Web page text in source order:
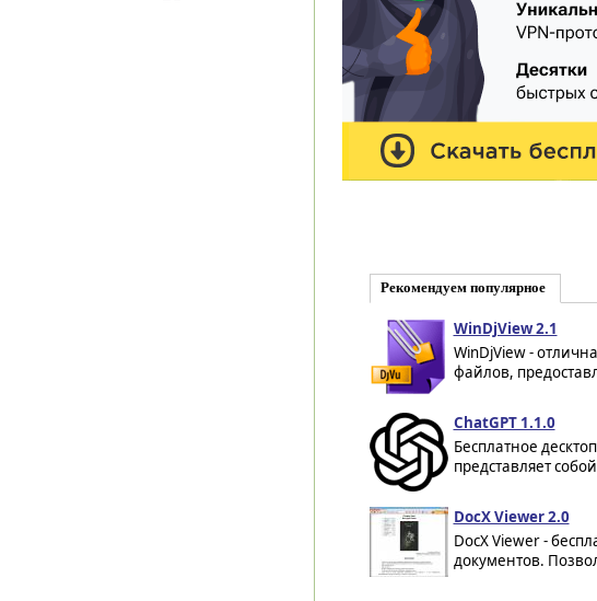
Рекомендуем популярное
WinDjView 2.1
WinDjView -
файлов,
ChatGPT 1.1.0
Бесплатное
представляет
DocX Viewer 2.0
DocX Viewer -
документов.